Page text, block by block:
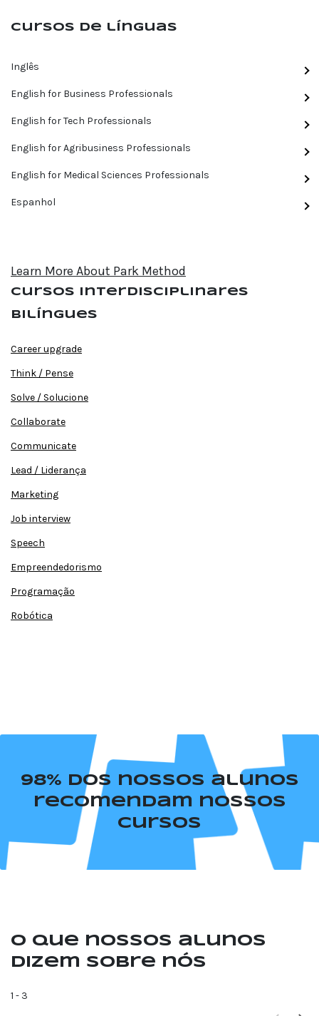
Cursos de línguas
Inglês
English for Business Professionals
English for Tech Professionals
English for Agribusiness Professionals
English for Medical Sciences Professionals
Espanhol
Learn More About Park Method
Cursos interdisciplinares
bilíngues
Career upgrade
Think / Pense
Solve / Solucione
Collaborate
Communicate
Lead / Liderança
Marketing
Job interview
Speech
Empreendedorismo
Programação
Robótica
98% dos nossos alunos
recomendam nossos
cursos
O que nossos alunos
dizem sobre nós
1 - 3